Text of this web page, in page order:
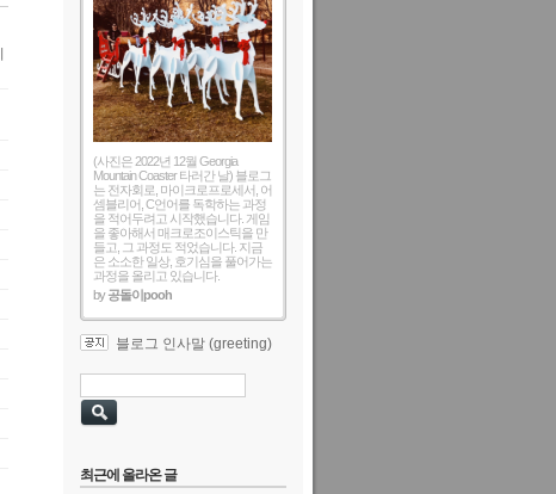
(사진은 2022년 12월 Georgia
Mountain Coaster 타러간 날) 블로그
는 전자회로, 마이크로프로세서, 어
셈블리어, C언어를 독학하는 과정
을 적어두려고 시작했습니다. 게임
을 좋아해서 매크로조이스틱을 만
들고, 그 과정도 적었습니다. 지금
은 소소한 일상, 호기심을 풀어가는
과정을 올리고 있습니다.
by공돌이pooh
블로그 인사말 (greeting)
최근에 올라온 글